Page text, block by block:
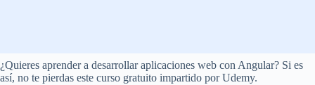
¿Quieres aprender a desarrollar aplicaciones web con Angular? Si es
así, no te pierdas este curso gratuito impartido por Udemy.